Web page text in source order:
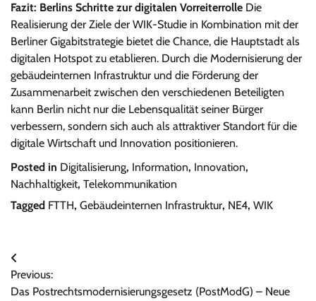
Fazit: Berlins Schritte zur digitalen Vorreiterrolle Die
Realisierung der Ziele der WIK-Studie in Kombination mit der
Berliner Gigabitstrategie bietet die Chance, die Hauptstadt als
digitalen Hotspot zu etablieren. Durch die Modernisierung der
gebäudeinternen Infrastruktur und die Förderung der
Zusammenarbeit zwischen den verschiedenen Beteiligten
kann Berlin nicht nur die Lebensqualität seiner Bürger
verbessern, sondern sich auch als attraktiver Standort für die
digitale Wirtschaft und Innovation positionieren.
Posted in Digitalisierung, Information, Innovation,
Nachhaltigkeit, Telekommunikation
Tagged FTTH, Gebäudeinternen Infrastruktur, NE4, WIK
Beitragsnavigation
Previous:
Das Postrechtsmodernisierungsgesetz (PostModG) – Neue